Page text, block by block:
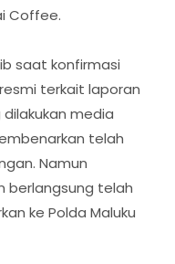
Coffee.
saat konfirmasi
terkait laporan
media
telah
Namun
berlangsung telah
ke Polda Maluku